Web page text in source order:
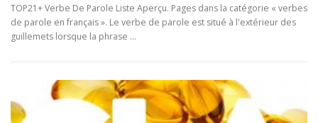
TOP21+ Verbe De Parole Liste Aperçu. Pages dans la catégorie « verbes
de parole en français ». Le verbe de parole est situé à l'extérieur des
guillemets lorsque la phrase …